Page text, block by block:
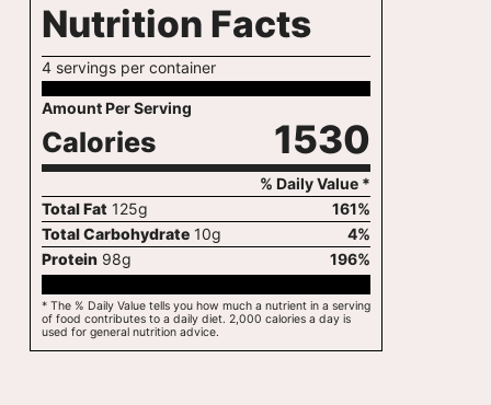
Nutrition Facts
4 servings per container
Amount Per Serving
Calories 1530
% Daily Value *
Total Fat 125g 161%
Total Carbohydrate 10g 4%
Protein 98g 196%
* The % Daily Value tells you how much a nutrient in a serving
of food contributes to a daily diet. 2,000 calories a day is
used for general nutrition advice.